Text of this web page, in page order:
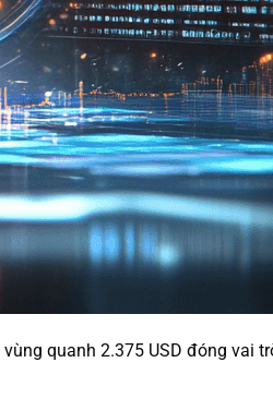
quanh 2.375 USD đóng vai